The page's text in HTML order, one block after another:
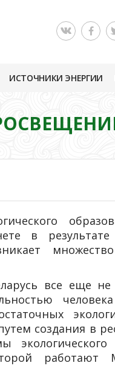
ИСТОЧНИКИ ЭНЕРГИИ
в результате
множество
все еще
создания в